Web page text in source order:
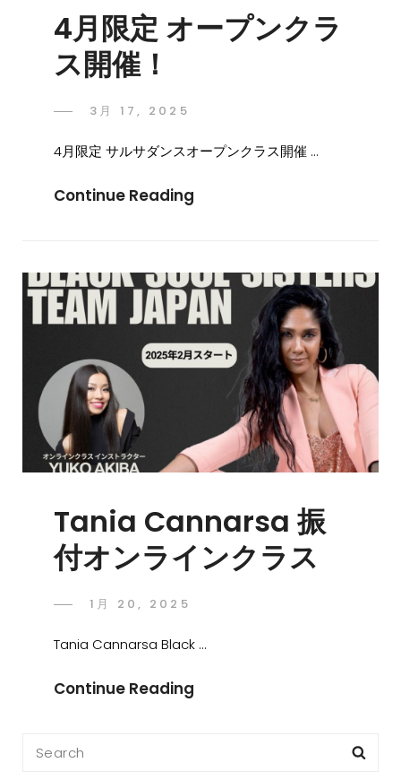
4月限定 オープンクラ
ス開催！
3月 17, 2025
4月限定 サルサダンスオープンクラス開催 …
Continue Reading
Tania Cannarsa 振
付オンラインクラス
1月 20, 2025
Tania Cannarsa Black …
Continue Reading